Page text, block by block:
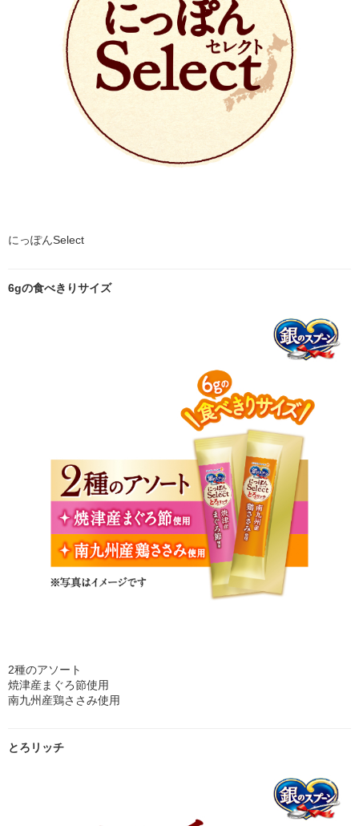
にっぽんSelect
6gの食べきりサイズ
2種のアソート
焼津産まぐろ節使用
南九州産鶏ささみ使用
とろリッチ